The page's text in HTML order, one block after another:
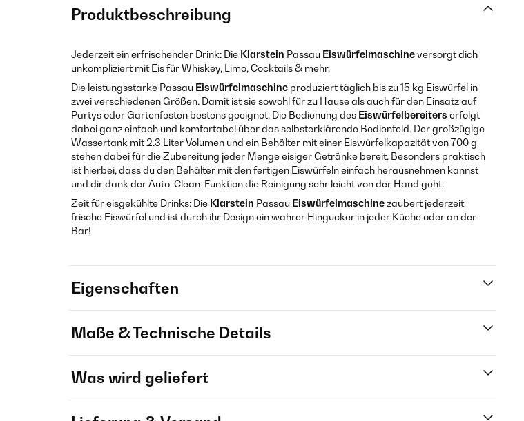
Produktbeschreibung
Jederzeit ein erfrischender Drink: Die Klarstein Passau Eiswürfelmaschineversorgt dich
unkompliziert mit Eis für Whiskey, Limo, Cocktails & mehr.
Die leistungsstarke Passau Eiswürfelmaschine produziert täglich bis zu 15 kg Eiswürfel in
zwei verschiedenen Größen. Damit ist sie sowohl für zu Hause als auch für den Einsatz auf
Partys oder Gartenfesten bestens geeignet. Die Bedienung des Eiswürfelbereiters erfolgt
dabei ganz einfach und komfortabel über das selbsterklärende Bedienfeld. Der großzügige
Wassertank mit 2,3 Liter Volumen und ein Behälter mit einer Eiswürfelkapazität von 700 g
stehen dabei für die Zubereitung jeder Menge eisiger Getränke bereit. Besonders praktisch
ist hierbei, dass du den Behälter mit den fertigen Eiswürfeln einfach herausnehmen kannst
und dir dank der Auto-Clean-Funktion die Reinigung sehr leicht von der Hand geht.
Zeit für eisgekühlte Drinks: Die Klarstein Passau Eiswürfelmaschinezaubert jederzeit
frische Eiswürfel und ist durch ihr Design ein wahrer Hingucker in jeder Küche oder an der
Bar!
Eigenschaften
Maße & Technische Details
Was wird geliefert